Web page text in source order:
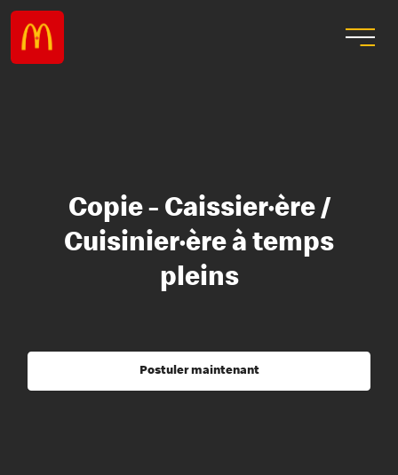
Copie - Caissier·ère /
Cuisinier·ère à temps
pleins
Postuler maintenant